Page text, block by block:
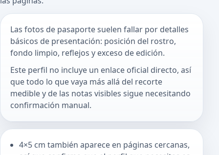
Las fotos de pasaporte suelen fallar por detalles
básicos de presentación: posición del rostro,
fondo limpio, reflejos y exceso de edición.
Este perfil no incluye un enlace oficial directo, así
que todo lo que vaya más allá del recorte
medible y de las notas visibles sigue necesitando
confirmación manual.
4×5 cm también aparece en páginas cercanas,